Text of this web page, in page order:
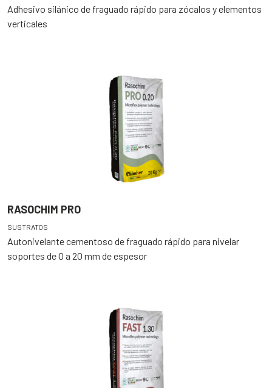
Adhesivo silánico de fraguado rápido para zócalos y elementos
verticales
RASOCHIM PRO
SUSTRATOS
Autonivelante cementoso de fraguado rápido para nivelar
soportes de 0 a 20 mm de espesor